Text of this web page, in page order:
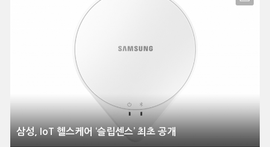
삼성, IoT 헬스케어 ‘슬립센스’ 최초 공개